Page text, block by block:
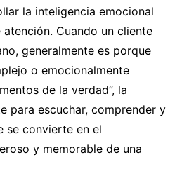
la inteligencia emocional
Cuando un cliente
generalmente es porque
o emocionalmente
de la verdad”, la
para escuchar, comprender y
se convierte en el
y memorable de una